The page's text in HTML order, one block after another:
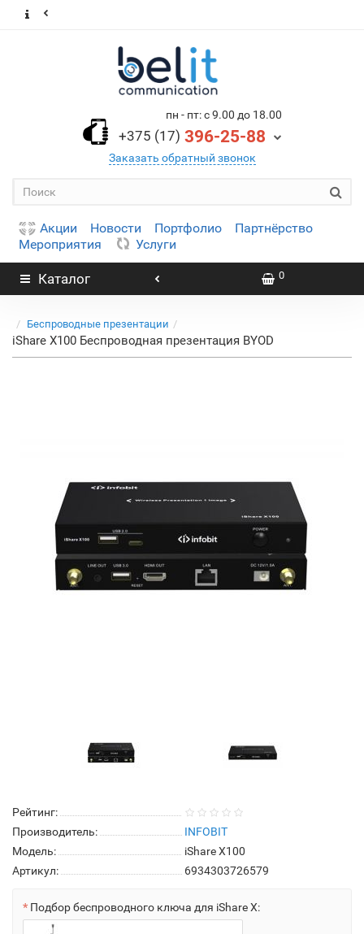
пн - пт: с 9.00 до 18.00
+375 (17) 396-25-88
Заказать обратный звонок
Акции Новости Портфолио
Партнёрство
Мероприятия
Услуги
Каталог 0
Беспроводные презентации
iShare X100 Беспроводная презентация BYOD
Рейтинг:
Производитель:
INFOBIT
Модель:
iShare X100
Артикул:
6934303726579
Подбор беспроводного ключа для iShare X: